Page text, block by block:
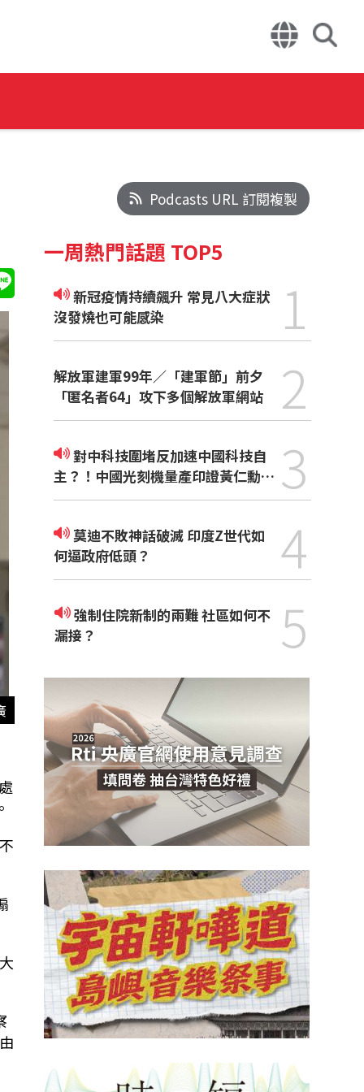
Podcasts URL 訂閱複製
一周熱門話題 TOP5
新冠疫情持續飆升 常見八大症狀
沒發燒也可能感染
1
解放軍建軍99年／「建軍節」前夕
「匿名者64」攻下多個解放軍網站
2
對中科技圍堵反加速中國科技自
主？！中國光刻機量產印證黃仁勳觀
點
3
莫迪不敗神話破滅 印度Z世代如
何逼政府低頭？
4
強制住院新制的兩難 社區如何不
漏接？
5